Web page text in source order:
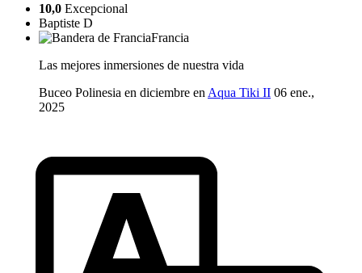
10,0 Excepcional
Baptiste D
Francia
Las mejores inmersiones de nuestra vida
Buceo Polinesia en diciembre en Aqua Tiki II 06 ene.,
2025